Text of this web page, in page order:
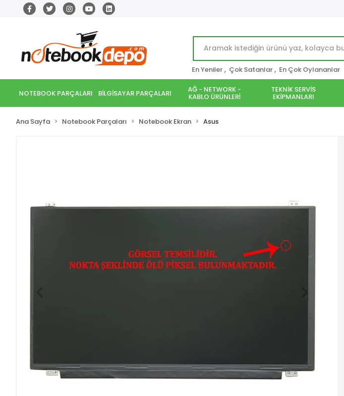
En Yeniler , Çok Satanlar , En Çok Oylananlar
NOTEBOOK PARÇALARI BİLGİSAYAR PARÇALARI AĞ - NETWORK -
KABLO ÜRÜNLERİ
TEKNİK SERVİS
EKİPMANLARI
Ana Sayfa Notebook Parçaları Notebook Ekran Asus